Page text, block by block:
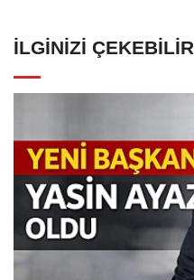
İLGINIZI ÇEKEBILIR